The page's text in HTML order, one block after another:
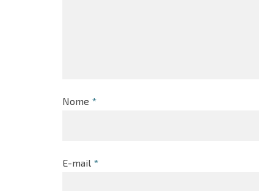
Nome *
E-mail *